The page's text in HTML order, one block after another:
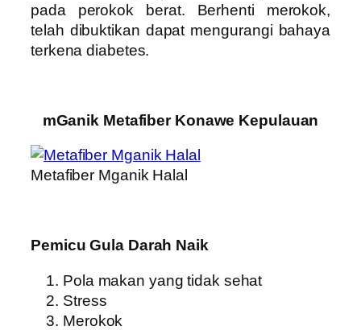
pada perokok berat. Berhenti merokok,
telah dibuktikan dapat mengurangi bahaya
terkena diabetes.
mGanik Metafiber Konawe Kepulauan
Metafiber Mganik Halal
Pemicu Gula Darah Naik
Pola makan yang tidak sehat
Stress
Merokok